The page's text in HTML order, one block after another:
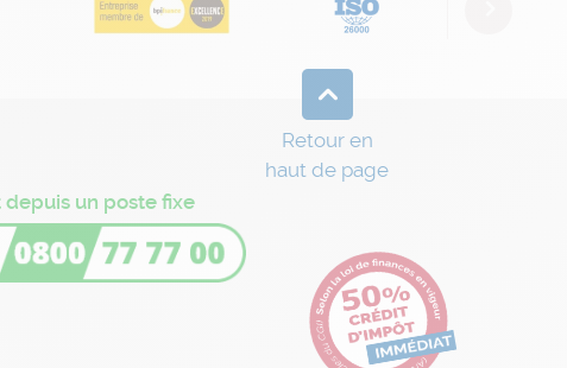
Next
un poste fixe
Retour en
haut de page